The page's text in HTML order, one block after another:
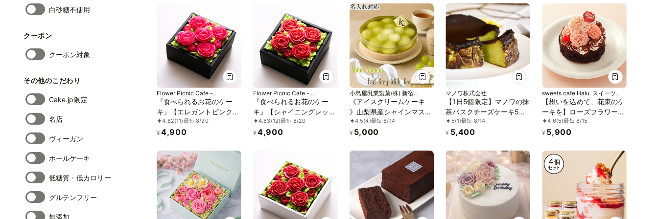
白砂糖不使用
クーポン
クーポン対象
その他のこだわり
Cake.jp限定
名店
ヴィーガン
ホールケーキ
低糖質・低カロリー
グルテンフリー
無添加
Flower Picnic Cafe -
Hakodate-
『食べられるお花のケー
キ』【エレガントピンク】
Anniversaryボックスフラ
ワーケーキ＜ミニサイズ＞
4.82(11)最短 8/20
¥ 4,900
Flower Picnic Cafe -
Hakodate-
『食べられるお花のケー
キ』【シャイニングレッ
ド】Anniversaryボックス
フラワーケーキ＜ミニサイ
4.83 (12)最短 8/20
¥ 4,900
小島屋乳業製菓(株) 新宿
Kojimaya
《アイスクリームケーキ
》山梨県産シャインマスカ
ット＆アールグレイミルク
ティー5号 (直径15cm) お
4.5(4)最短 8/14
¥ 5,000
マノワ株式会社
【1日5個限定】マノワの抹
茶バスクチーズケーキ5号
（15cm）
5(1)最短 8/14
¥ 5,400
sweets cafe Halu. スイーツカ
フェハル
【想いを込めて、花束のケ
ーキを】ローズフラワーガ
トーショコラ4号《Cake.jp
限定》
4.6(5)最短 8/15
¥ 5,900